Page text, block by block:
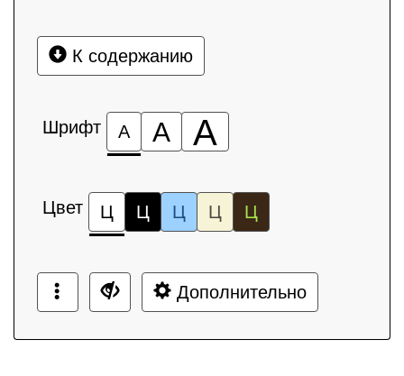
К содержанию
Шрифт А А А
Цвет Ц Ц Ц Ц Ц
Дополнительно